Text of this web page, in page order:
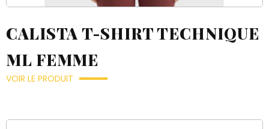
CALISTA T-SHIRT TECHNIQUE
ML FEMME
VOIR LE PRODUIT